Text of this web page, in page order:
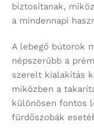
biztosítanak,
a mindennapi
A lebegő bútorok
népszerűbb a
szerelt kialakítás
miközben a
különösen fontos
fürdőszobák